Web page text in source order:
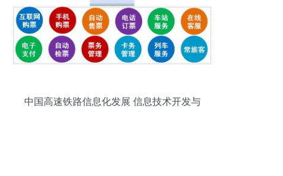
中国高速铁路信息化发展 信息技术开发与